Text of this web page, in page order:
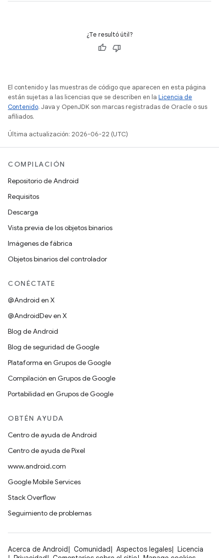
¿Te resultó útil?
El contenido y las muestras de código que aparecen en esta página
están sujetas a las licencias que se describen en la Licencia de
Contenido. Java y OpenJDK son marcas registradas de Oracle o sus
afiliados.
Última actualización: 2026-06-22 (UTC)
COMPILACIÓN
Repositorio de Android
Requisitos
Descarga
Vista previa de los objetos binarios
Imágenes de fábrica
Objetos binarios del controlador
CONÉCTATE
@Android en X
@AndroidDev en X
Blog de Android
Blog de seguridad de Google
Plataforma en Grupos de Google
Compilación en Grupos de Google
Portabilidad en Grupos de Google
OBTÉN AYUDA
Centro de ayuda de Android
Centro de ayuda de Pixel
www.android.com
Google Mobile Services
Stack Overflow
Seguimiento de problemas
Acerca de Android Comunidad Aspectos legales
Licencia